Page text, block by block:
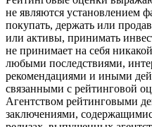
не являются установлением
покупать, держать или
или активы, принимать
не принимает на себя
любыми последствиями,
рекомендациями и иными
связанными с рейтинговой
Агентством рейтинговыми
заключениями,